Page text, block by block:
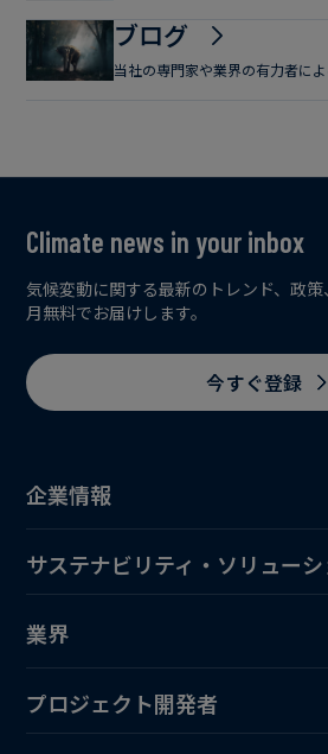
ブログ
当社の専門家や業界の有力者に
企業情報
サステナビリティ・ソリューシ
業界
プロジェクト開発者
Climate news in your inbox
気候変動に関する最新のトレンド、政
月無料でお届けします。
今すぐ登録